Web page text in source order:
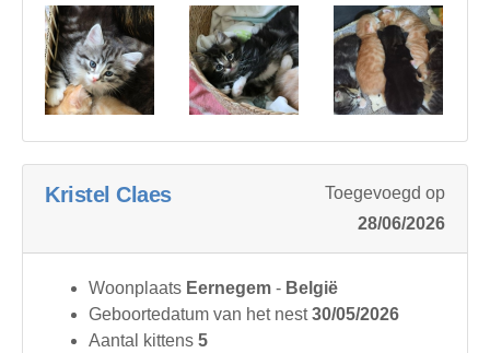
Kristel Claes
Toegevoegd op
28/06/2026
Woonplaats Eernegem - België
Geboortedatum van het nest30/05/2026
Aantal kittens 5